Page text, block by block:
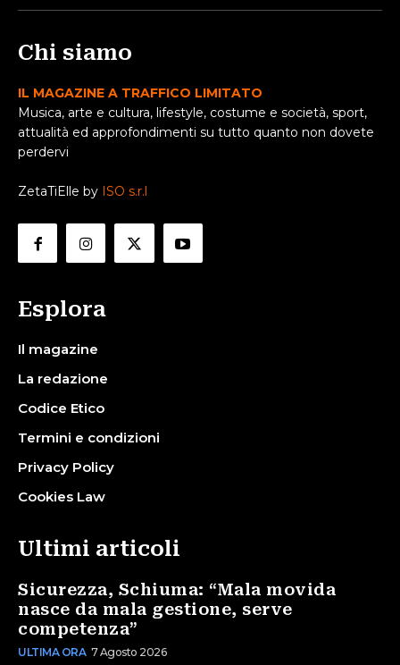
Chi siamo
IL MAGAZINE A TRAFFICO LIMITATO
Musica, arte e cultura, lifestyle, costume e società, sport,
attualità ed approfondimenti su tutto quanto non dovete
perdervi
ZetaTiElle by ISO s.r.l
Esplora
Il magazine
La redazione
Codice Etico
Termini e condizioni
Privacy Policy
Cookies Law
Ultimi articoli
Sicurezza, Schiuma: “Mala movida
nasce da mala gestione, serve
competenza”
ULTIMA ORA 7 Agosto 2026